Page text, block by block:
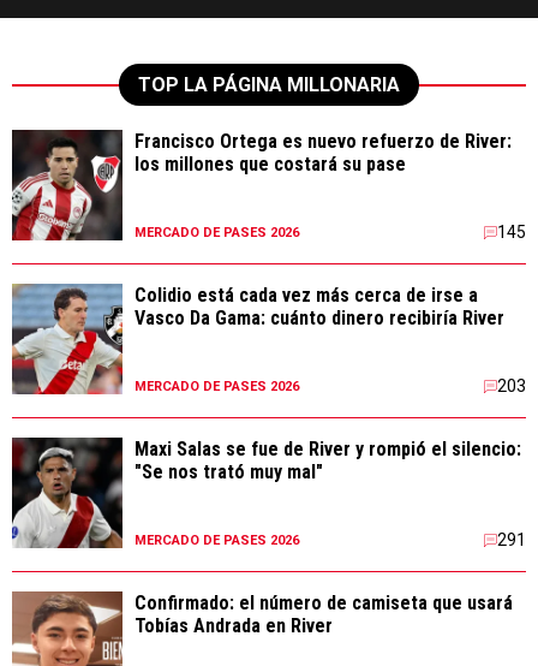
TOP LA PÁGINA MILLONARIA
Francisco Ortega es nuevo refuerzo de River:
los millones que costará su pase
MERCADO DE PASES 2026 145
Colidio está cada vez más cerca de irse a
Vasco Da Gama: cuánto dinero recibiría River
MERCADO DE PASES 2026 203
Maxi Salas se fue de River y rompió el silencio:
"Se nos trató muy mal"
MERCADO DE PASES 2026 291
Confirmado: el número de camiseta que usará
Tobías Andrada en River